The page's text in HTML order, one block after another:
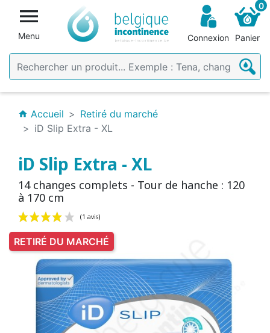

Menu Connexion
0
Panier
home Accueil
Retiré du marché
iD Slip Extra - XL
iD Slip Extra - XL
14 changes complets - Tour de hanche : 120
à 170 cm
(1 avis)
RETIRÉ DU MARCHÉ